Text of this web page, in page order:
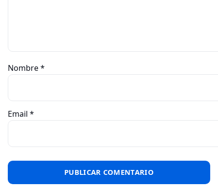
Nombre*
Email *